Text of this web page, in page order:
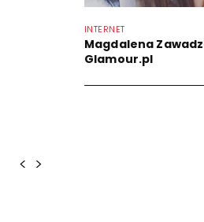
INTERNET
Magdalena
Glamour.pl
< >